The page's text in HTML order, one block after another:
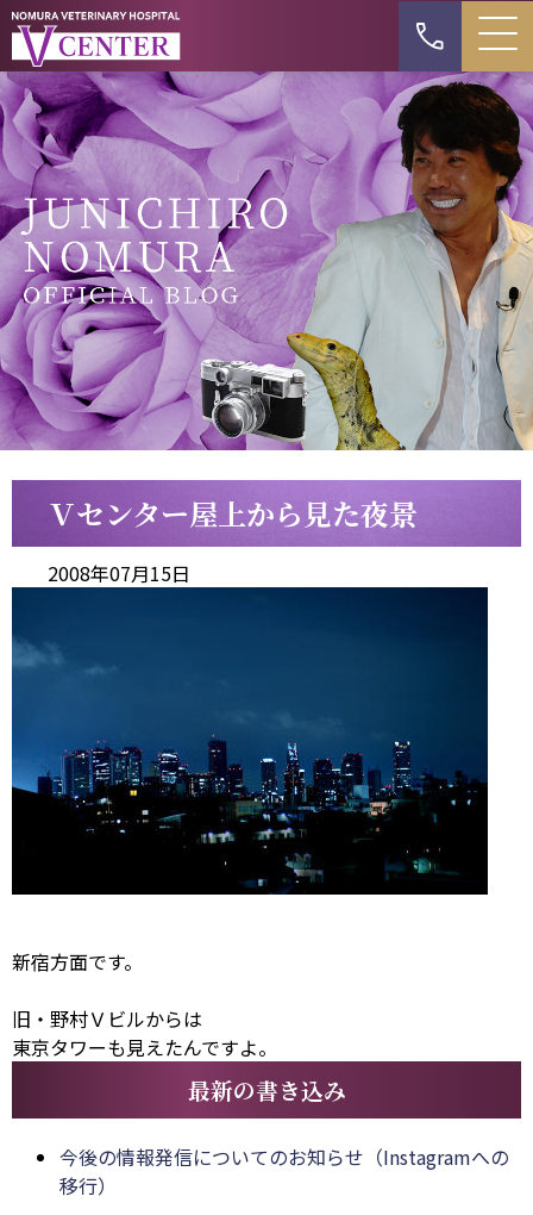
Ｖセンター屋上から見た夜景
2008年07月15日
新宿方面です。
旧・野村Ｖビルからは
東京タワーも見えたんですよ。
最新の書き込み
今後の情報発信についてのお知らせ（Instagramへの
移行）